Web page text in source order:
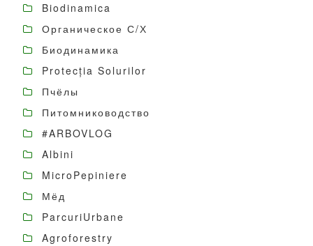
Biodinamica
Органическое С/Х
Биодинамика
Protecția Solurilor
Пчёлы
Питомниководство
#ARBOVLOG
Albini
MicroPepiniere
Мёд
ParcuriUrbane
Agroforestry